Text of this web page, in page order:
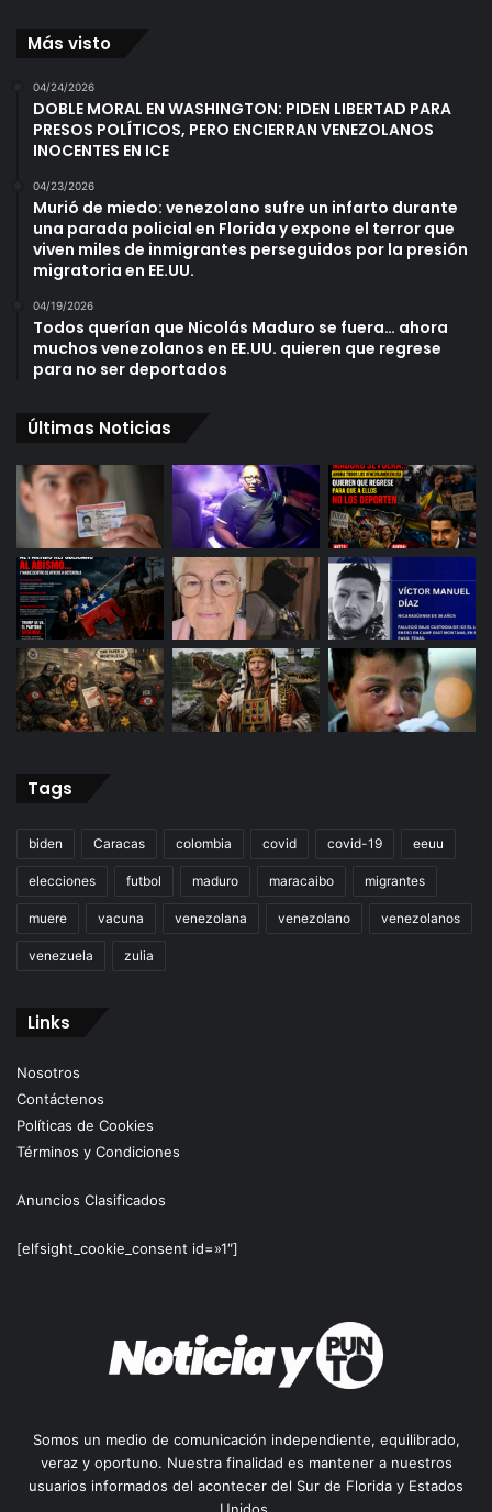
Más visto
04/24/2026
DOBLE MORAL EN WASHINGTON: PIDEN LIBERTAD PARA
PRESOS POLÍTICOS, PERO ENCIERRAN VENEZOLANOS
INOCENTES EN ICE
04/23/2026
Murió de miedo: venezolano sufre un infarto durante
una parada policial en Florida y expone el terror que
viven miles de inmigrantes perseguidos por la presión
migratoria en EE.UU.
04/19/2026
Todos querían que Nicolás Maduro se fuera… ahora
muchos venezolanos en EE.UU. quieren que regrese
para no ser deportados
Últimas Noticias
Tags
biden Caracas colombia covid covid-19 eeuu
elecciones futbol maduro maracaibo migrantes
muere vacuna venezolana venezolano venezolanos
venezuela zulia
Links
Nosotros
Contáctenos
Políticas de Cookies
Términos y Condiciones
Anuncios Clasificados
[elfsight_cookie_consent id=»1″]
Somos un medio de comunicación independiente, equilibrado,
veraz y oportuno. Nuestra finalidad es mantener a nuestros
usuarios informados del acontecer del Sur de Florida y Estados
Unidos.